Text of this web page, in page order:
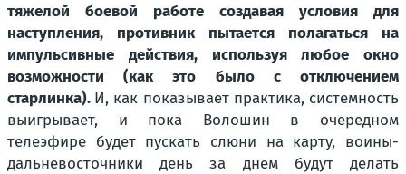
тяжелой боевой работе создавая условия для
наступления, противник пытается полагаться на
импульсивные действия, используя любое окно
возможности (как это было с отключением
старлинка). И, как показывает практика, системность
выигрывает, и пока Волошин в очередном
телеэфире будет пускать слюни на карту, воины-
дальневосточники день за днем будут делать